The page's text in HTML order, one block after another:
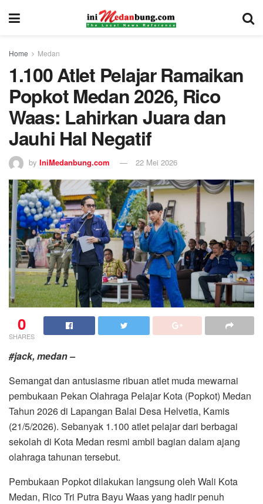
Home Medan
1.100 Atlet Pelajar Ramaikan
Popkot Medan 2026, Rico
Waas: Lahirkan Juara dan
Jauhi Hal Negatif
by IniMedanbung.com 22 Mei 2026
0
SHARES
#jack, medan –
Semangat dan antusiasme ribuan atlet muda mewarnai
pembukaan Pekan Olahraga Pelajar Kota (Popkot) Medan
Tahun 2026 di Lapangan Balai Desa Helvetia, Kamis
(21/5/2026). Sebanyak 1.100 atlet pelajar dari berbagai
sekolah di Kota Medan resmi ambil bagian dalam ajang
olahraga tahunan tersebut.
Pembukaan Popkot dilakukan langsung oleh Wali Kota
Medan, Rico Tri Putra Bayu Waas yang hadir penuh